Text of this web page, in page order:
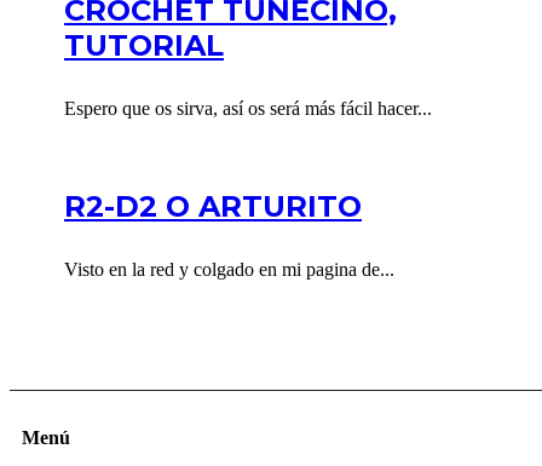
CROCHET TUNECINO,
TUTORIAL
Espero que os sirva, así os será más fácil hacer...
R2-D2 O ARTURITO
Visto en la red y colgado en mi pagina de...
Menú